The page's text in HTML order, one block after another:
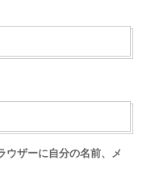
ウザーに自分の名前、メ